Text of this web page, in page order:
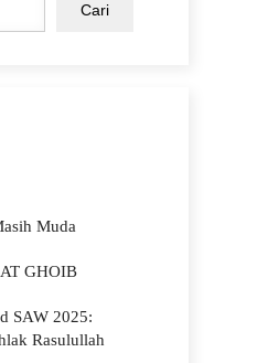
Cari
Muda
GHOIB
SAW 2025:
Rasulullah